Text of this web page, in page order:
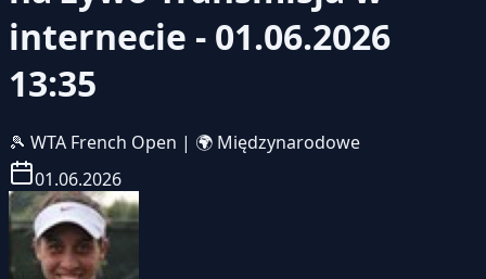
internecie - 01.06.2026
13:35
🎾 WTA French Open | 🌍 Międzynarodowe
01.06.2026